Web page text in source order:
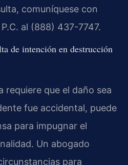
comuníquese con
al (888) 437-7747.
de intención en destrucción
requiere que el daño sea
fue accidental, puede
para impugnar el
Un abogado
para